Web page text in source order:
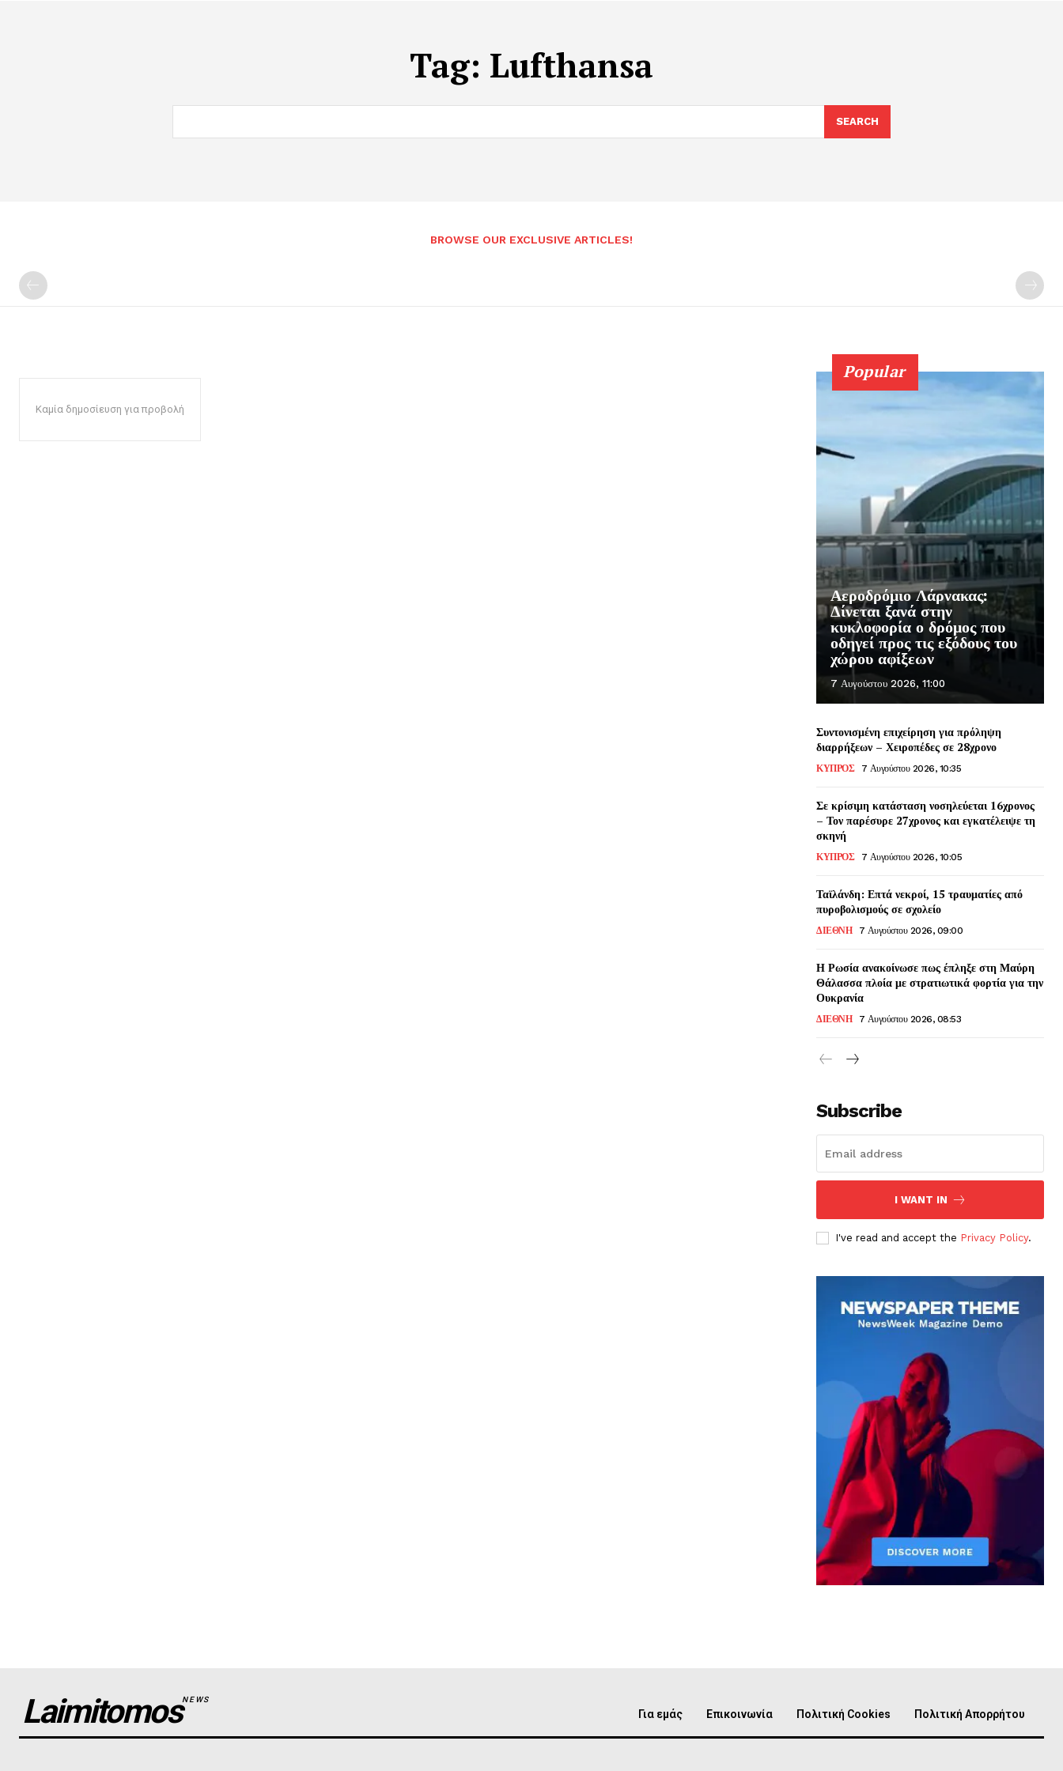
Tag: Lufthansa
SEARCH
BROWSE OUR EXCLUSIVE ARTICLES!
Καμία δημοσίευση για προβολή
Popular
Αεροδρόμιο Λάρνακας:
Δίνεται ξανά στην
κυκλοφορία ο δρόμος που
οδηγεί προς τις εξόδους του
χώρου αφίξεων
7 Αυγούστου 2026, 11:00
Συντονισμένη επιχείρηση για πρόληψη
διαρρήξεων – Χειροπέδες σε 28χρονο
ΚΥΠΡΟΣ 7 Αυγούστου 2026, 10:35
Σε κρίσιμη κατάσταση νοσηλεύεται 16χρονος
– Τον παρέσυρε 27χρονος και εγκατέλειψε τη
σκηνή
ΚΥΠΡΟΣ 7 Αυγούστου 2026, 10:05
Ταϊλάνδη: Επτά νεκροί, 15 τραυματίες από
πυροβολισμούς σε σχολείο
ΔΙΕΘΝΗ 7 Αυγούστου 2026, 09:00
Η Ρωσία ανακοίνωσε πως έπληξε στη Μαύρη
Θάλασσα πλοία με στρατιωτικά φορτία για την
Ουκρανία
ΔΙΕΘΝΗ 7 Αυγούστου 2026, 08:53
Subscribe
I WANT IN
I've read and accept the Privacy Policy.
LaimitomosNEWS
Για εμάς Επικοινωνία Πολιτική Cookies Πολιτική Απορρήτου